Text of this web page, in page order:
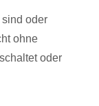
oder
ohne
oder